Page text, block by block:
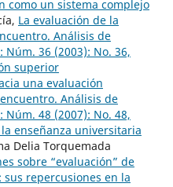
como un sistema complejo
La evaluación de la
Análisis de
36 (2003): No. 36,
superior
una evaluación
Análisis de
48 (2007): No. 48,
enseñanza universitaria
Delia Torquemada
sobre “evaluación” de
repercusiones en la